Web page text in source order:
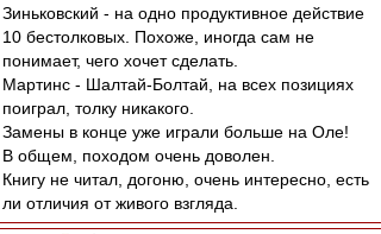
Зиньковский - на одно продуктивное действие
10 бестолковых. Похоже, иногда сам не
понимает, чего хочет сделать.
Мартинс - Шалтай-Болтай, на всех позициях
поиграл, толку никакого.
Замены в конце уже играли больше на Оле!
В общем, походом очень доволен.
Книгу не читал, догоню, очень интересно, есть
ли отличия от живого взгляда.